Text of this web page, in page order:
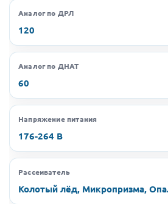
Аналог по ДРЛ
120
Аналог по ДНАТ
60
Напряжение питания
176-264 В
Рассеиватель
Колотый лёд, Микропризма,